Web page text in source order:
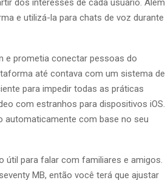
e utilizá-la para chats de voz durante
e prometia conectar pessoas do
até contava com um sistema de
para impedir todas as práticas
com estranhos para dispositivos iOS.
automaticamente com base no seu
útil para falar com familiares e amigos.
MB, então você terá que ajustar